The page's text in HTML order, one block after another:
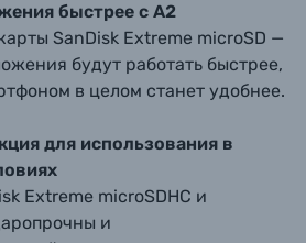
быстрее с A2
SanDisk Extreme microSD —
будут работать быстрее,
в целом станет удобнее.
для использования в
Extreme microSDHC и
и